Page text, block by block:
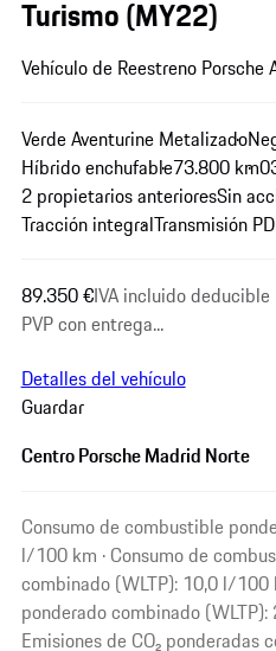
Turismo (MY22)
Vehículo de Reestreno Porsche
Verde Aventurine Metalizado
Híbrido enchufable73.800 km
2 propietarios anterioresSin
Tracción integralTransmisión
89.350 €IVA incluido deducible
PVP con entrega...
Detalles del vehículo
Guardar
Centro Porsche Madrid Norte
Consumo de combustible
l/100 km · Consumo de
combinado (WLTP): 10,0 l/100
ponderado combinado
Emisiones de CO₂